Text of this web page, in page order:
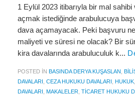
Ticaret Hukuku
İdare ve Vergi Hukuku
Basında Derya Kuşaslan
HESAPLAMA ARAÇLARI
İhbar Tazminatı Hesaplama
1 Eylül 2023 itibarıyla bir mal
açmak istediğinde arabulucuya
dava açamayacak. Peki başvuru
maliyeti ve süresi ne olacak? Bir
kira davalarında arabuluculuk k...
POSTED IN BASINDA DERYA KUŞASLAN
DAVALARI CEZA HUKUKU DAVALARI HUKUK
DAVALARI MAKALELER TICARET HUKUKU